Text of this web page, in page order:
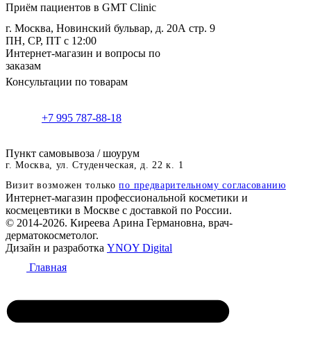
Приём пациентов в GMT Clinic
г. Москва, Новинский бульвар, д. 20А стр. 9
ПН, СР, ПТ с 12:00
Интернет-магазин и вопросы по
заказам
Консультации по товарам
+7 995 787-88-18
Пункт самовывоза / шоурум
г. Москва, ул. Студенческая, д. 22 к. 1
Визит возможен толькопо предварительному согласованию
Интернет-магазин профессиональной косметики и
космецевтики в Москве с доставкой по России.
© 2014-2026. Киреева Арина Германовна, врач-
дерматокосметолог.
Дизайн и разработка YNOY Digital
Главная